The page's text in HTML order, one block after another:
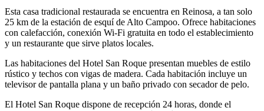
Esta casa tradicional restaurada se encuentra en Reinosa, a tan solo
25 km de la estación de esquí de Alto Campoo. Ofrece habitaciones
con calefacción, conexión Wi-Fi gratuita en todo el establecimiento
y un restaurante que sirve platos locales.
Las habitaciones del Hotel San Roque presentan muebles de estilo
rústico y techos con vigas de madera. Cada habitación incluye un
televisor de pantalla plana y un baño privado con secador de pelo.
El Hotel San Roque dispone de recepción 24 horas, donde el